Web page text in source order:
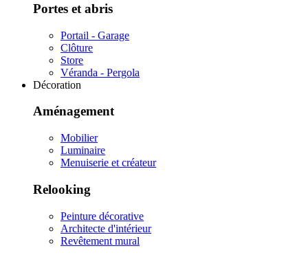
Portes et abris
Portail - Garage
Clôture
Store
Véranda - Pergola
Décoration
Aménagement
Mobilier
Luminaire
Menuiserie et créateur
Relooking
Peinture décorative
Architecte d'intérieur
Revêtement mural